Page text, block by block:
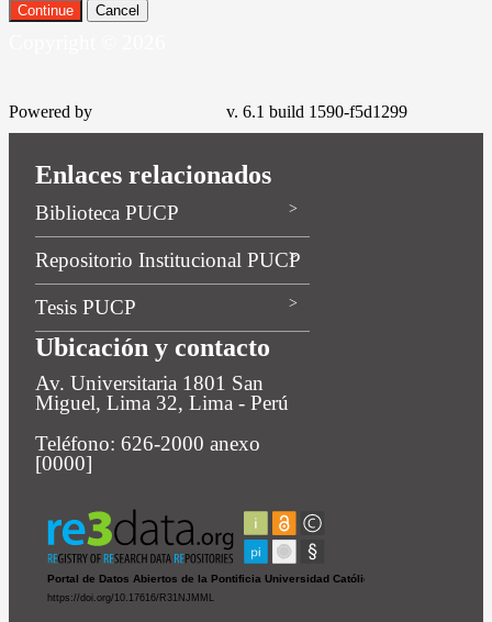
Continue Cancel
Powered by v. 6.1 build 1590-f5d1299
Enlaces relacionados
Biblioteca PUCP
Repositorio Institucional PUCP
Tesis PUCP
Ubicación y contacto
Av. Universitaria 1801 San
Miguel, Lima 32, Lima - Perú
Teléfono: 626-2000 anexo
[0000]